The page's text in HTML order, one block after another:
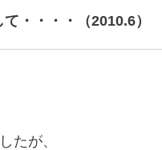
・・・・（2010.6）
たが、